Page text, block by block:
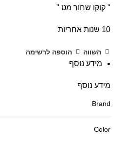
" קוקו שחור מט "
10 שנות אחריות
השווה הוספה לרשימה
מידע נוסף
מידע נוסף
Brand
Color